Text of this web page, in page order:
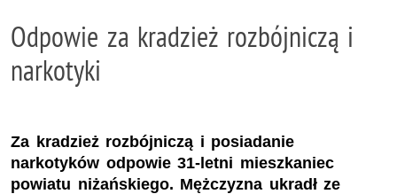
Odpowie za kradzież rozbójniczą i
narkotyki
Za kradzież rozbójniczą i posiadanie
narkotyków odpowie 31-letni mieszkaniec
powiatu niżańskiego. Mężczyzna ukradł ze